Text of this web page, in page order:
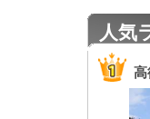
人気
高